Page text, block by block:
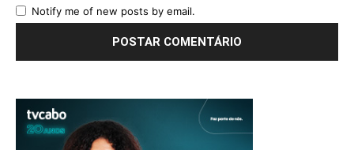
Notify me of new posts by email.